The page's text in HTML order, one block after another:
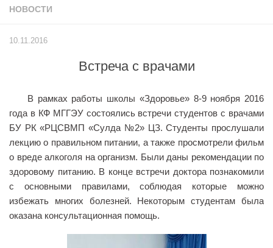
Учёный совет
Контакты РГУ СоцТех
Абитуриенту
Рейтинговые списки
Рекомендованные к зачислению
Приказы о зачислении
Студенту
Личный кабинет
Расписание учебных занятий студентов на 2-ое
НОВОСТИ
10.11.2016
Встреча с врачами
В рамках работы школы «Здоровье» 8-9 ноября 2016
года в КФ МГГЭУ состоялись встречи студентов с врачами
БУ РК «РЦСВМП «Сулда №2» ЦЗ. Студенты прослушали
лекцию о правильном питании, а также просмотрели фильм
о вреде алкоголя на организм. Были даны рекомендации по
здоровому питанию. В конце встречи доктора познакомили
с основными правилами, соблюдая которые можно
избежать многих болезней. Некоторым студентам была
оказана консультационная помощь.